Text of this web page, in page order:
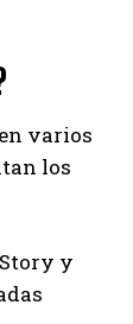
varios
los
y